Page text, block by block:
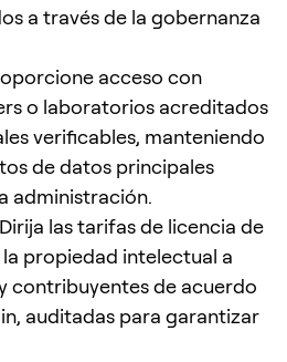
a través de la gobernanza
acceso con
o laboratorios acreditados
verificables, manteniendo
de datos principales
administración.
las tarifas de licencia de
la propiedad intelectual a
contribuyentes de acuerdo
auditadas para garantizar